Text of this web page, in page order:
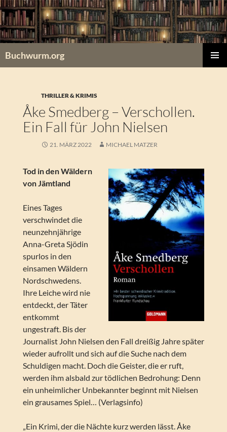
Zum
Inhalt
springen
Buchwurm.org
THRILLER & KRIMIS
Åke Smedberg – Verschollen.
Ein Fall für John Nielsen
21. MÄRZ 2022 MICHAEL MATZER
Tod in den Wäldern
von Jämtland
Eines Tages
verschwindet die
neunzehnjährige
Anna-Greta Sjödin
spurlos in den
einsamen Wäldern
Nordschwedens.
Ihre Leiche wird nie
entdeckt, der Täter
entkommt
ungestraft. Bis der
Journalist John Nielsen den Fall dreißig Jahre später
wieder aufrollt und sich auf die Suche nach dem
Schuldigen macht. Doch die Geister, die er ruft,
werden ihm alsbald zur tödlichen Bedrohung: Denn
ein unheimlicher Unbekannter beginnt mit Nielsen
ein grausames Spiel… (Verlagsinfo)
„Ein Krimi, der die Nächte kurz werden lässt. Åke